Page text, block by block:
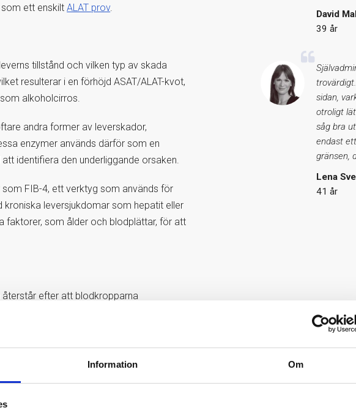
Information Om
som ett enskiltALAT prov.
tillstånd och vilken typ av skada
resulterar i en förhöjd ASAT/ALAT-kvot,
alkoholcirros.
andra former av leverskador,
enzymer används därför som en
identifiera den underliggande orsaken.
FIB-4, ett verktyg som används för
leversjukdomar som hepatit eller
faktorer, som ålder och blodplättar, för att
återstår efter att blodkropparna
Plasma används ofta i analyser där
blodets sammansättning.
kvar efter att blodet fått koagulera och
biokemiska analyser där dessa faktorer
David
39 år
sidan,
otroligt
såg bra
endast
gränsen,
Lena
41 år